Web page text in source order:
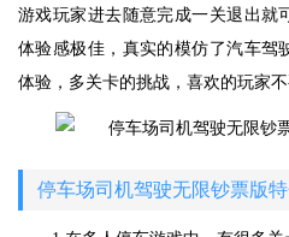
游戏玩家进去随意完成一关退出就
体验感极佳，真实的模仿了汽车驾
体验，多关卡的挑战，喜欢的玩家不
停车场司机驾驶无限钞票版